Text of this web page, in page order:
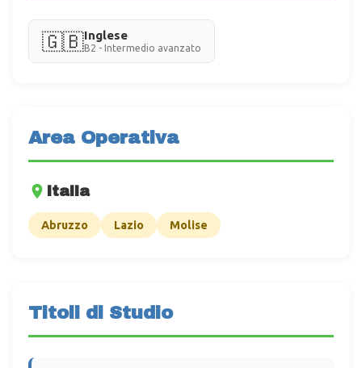
🇬🇧Inglese
B2 - Intermedio avanzato
Area Operativa
Italia
Abruzzo Lazio Molise
Titoli di Studio